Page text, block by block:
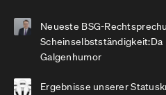
Neueste BSG-
Scheinselbstständigkeit:Da
Galgenhumor
Ergebnisse unserer